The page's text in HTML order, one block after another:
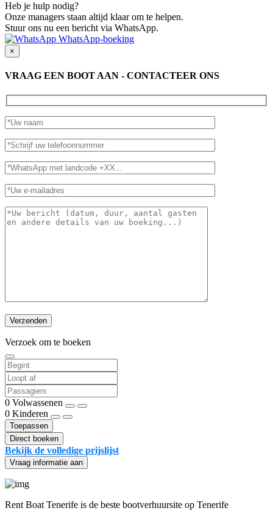
Heb je hulp nodig?
Onze managers staan altijd klaar om te helpen.
Stuur ons nu een bericht via WhatsApp.
WhatsApp-boeking
×
VRAAG EEN BOOT AAN - CONTACTEER ONS
Verzoek om te boeken
0 Volwassenen
0 Kinderen
Toepassen
Direct boeken
Bekijk de volledige prijslijst
Vraag informatie aan
Rent Boat Tenerife is de beste bootverhuursite op Tenerife